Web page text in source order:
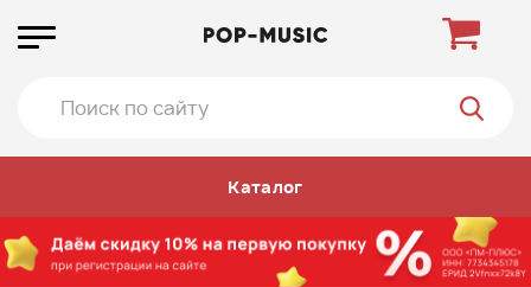
Каталог